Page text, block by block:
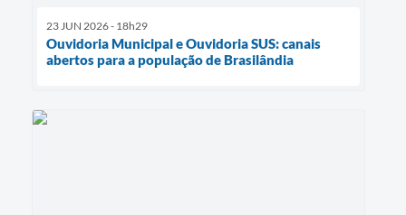
23 JUN 2026 - 18h29
Ouvidoria Municipal e Ouvidoria SUS: canais
abertos para a população de Brasilândia